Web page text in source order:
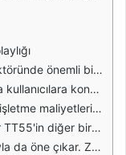
tork kapasitesi sayesinde, ağır yükleri zahmetsizce kaldırabilir ve çeşitli tarım işlerini kolaylıkla gerçekleştirebilir.
hareket etmeyi mümkün kılar. Bu özellikleri sayesinde, kullanıcılar uzun çalışma saatlerinde bile yorgunluk hissetmezler.
daha fazla kar elde ederler. Uzun vadede, TT55'in sağladığı bu tasarruf, yatırımın geri dönüşünü hızlandırır.
ömrünü uzatabilirler. Bu durum, çiftçilerin zaman ve maliyet açısından tasarruf etmelerini sağlar.
bir şekilde çalışmasını sağlar. Bu sayede, çiftçiler zorlu koşullarda bile güvenle tarımsal faaliyetlerini sürdürebilirler.